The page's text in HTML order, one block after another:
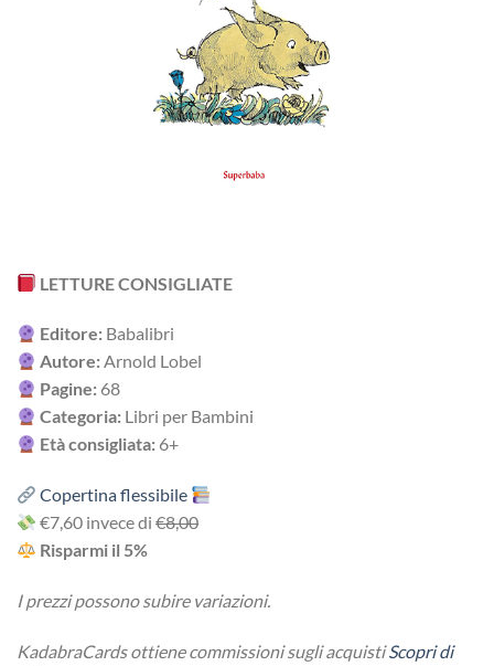
LETTURE CONSIGLIATE
Editore: Babalibri
Autore:Arnold Lobel
Pagine: 68
Categoria: Libri per Bambini
Età consigliata: 6+
Copertina flessibile
€7,60 invece di€8,00
Risparmi il 5%
I prezzi possono subire variazioni.
KadabraCards ottiene commissioni sugli acquistiScopri di